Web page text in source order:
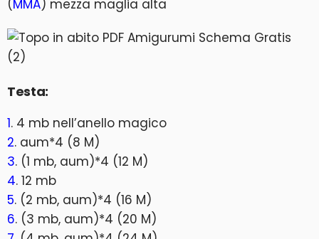
(MMA) mezza maglia alta
Testa:
1. 4 mb nell’anello magico
2. aum*4 (8 M)
3. (1 mb, aum)*4 (12 M)
4. 12 mb
5. (2 mb, aum)*4 (16 M)
6. (3 mb, aum)*4 (20 M)